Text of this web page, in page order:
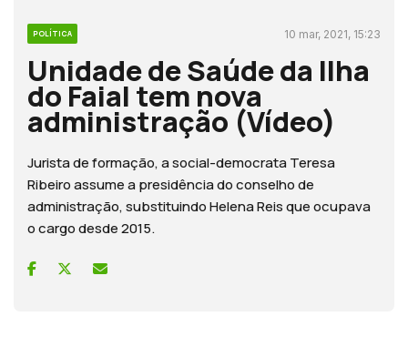
POLÍTICA 10 mar, 2021, 15:23
Unidade de Saúde da Ilha
do Faial tem nova
administração (Vídeo)
Jurista de formação, a social-democrata Teresa
Ribeiro assume a presidência do conselho de
administração, substituindo Helena Reis que ocupava
o cargo desde 2015.